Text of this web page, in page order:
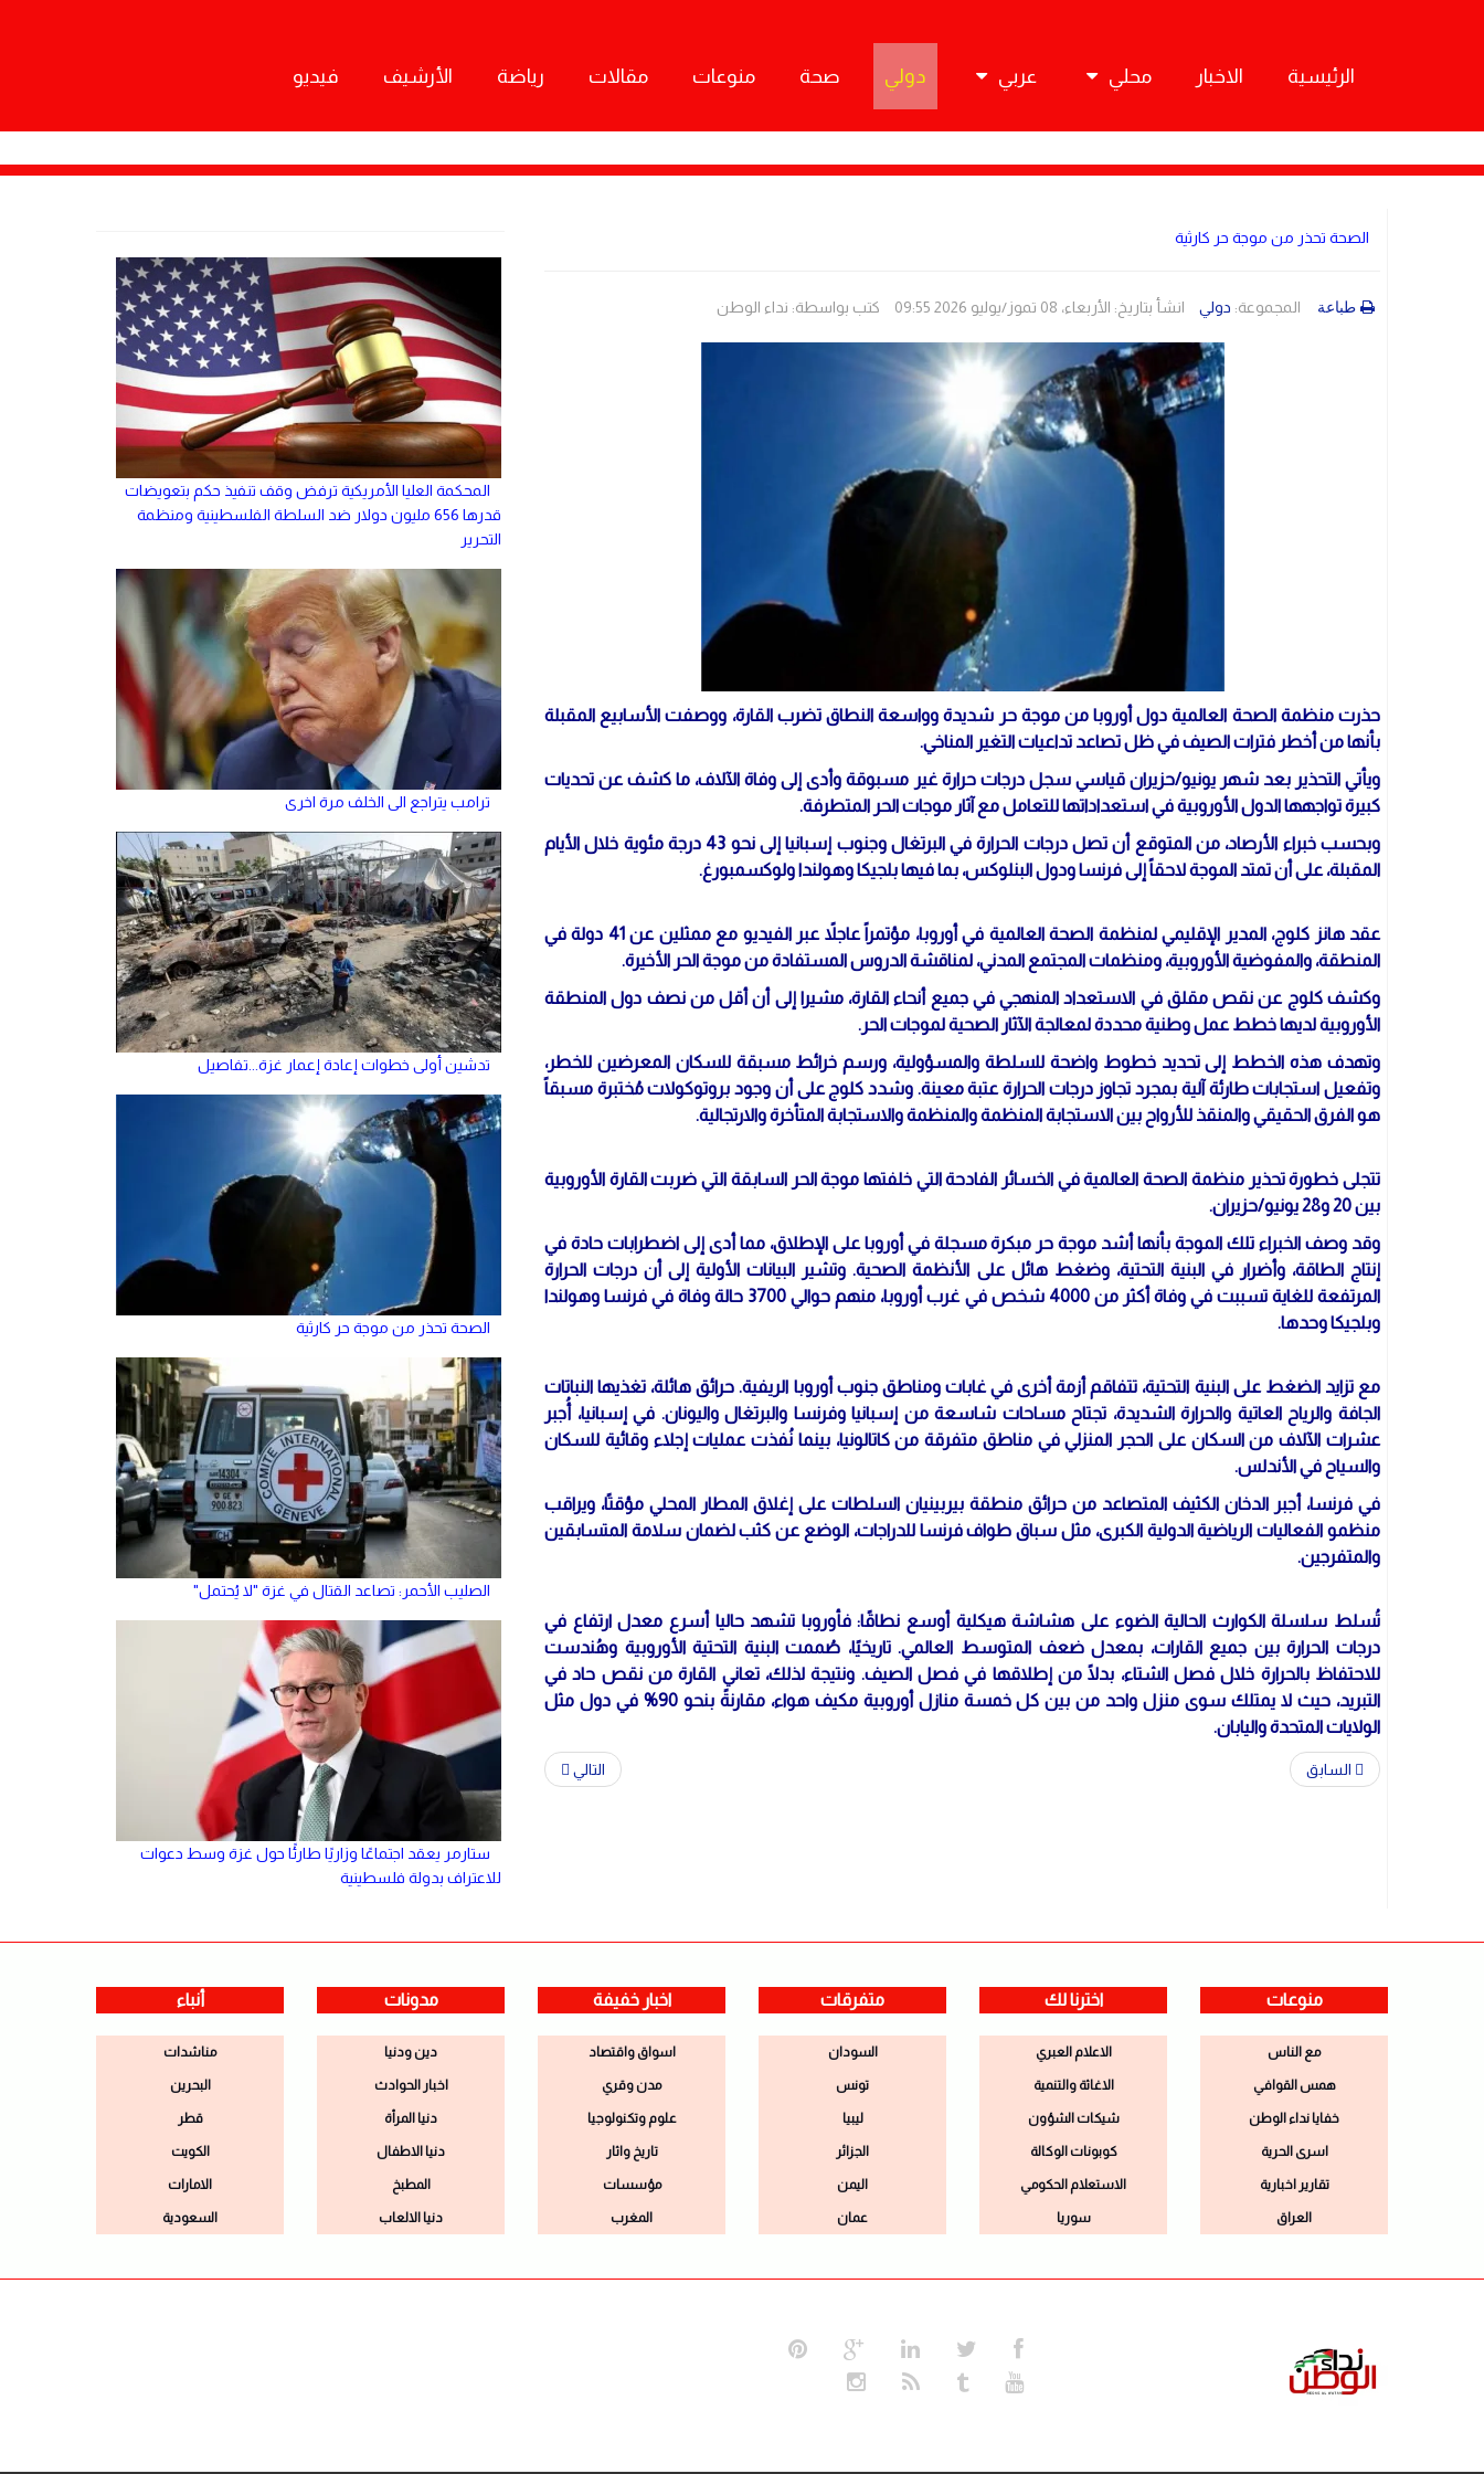
الرئيسية الاخبار محلي عربي دولي صحة منوعات مقالات رياضة الأرشيف فيديو
الصحة تحذر من موجة حر كارثية
المجموعة: دولي انشأ بتاريخ: الأربعاء، 08 تموز/يوليو 2026 09:55 كتب بواسطة: نداء الوطن طباعة
حذرت منظمة الصحة العالمية دول أوروبا من موجة حر شديدة وواسعة النطاق تضرب القارة، ووصفت الأسابيع المقبلة
بأنها من أخطر فترات الصيف في ظل تصاعد تداعيات التغير المناخي.
ويأتي التحذير بعد شهر يونيو/حزيران قياسي سجل درجات حرارة غير مسبوقة وأدى إلى وفاة الآلاف، ما كشف عن تحديات
كبيرة تواجهها الدول الأوروبية في استعداداتها للتعامل مع آثار موجات الحر المتطرفة.
وبحسب خبراء الأرصاد، من المتوقع أن تصل درجات الحرارة في البرتغال وجنوب إسبانيا إلى نحو 43 درجة مئوية خلال الأيام
المقبلة، على أن تمتد الموجة لاحقاً إلى فرنسا ودول البنلوكس، بما فيها بلجيكا وهولندا ولوكسمبورغ.
عقد هانز كلوج، المدير الإقليمي لمنظمة الصحة العالمية في أوروبا، مؤتمراً عاجلاً عبر الفيديو مع ممثلين عن 41 دولة في
المنطقة، والمفوضية الأوروبية، ومنظمات المجتمع المدني، لمناقشة الدروس المستفادة من موجة الحر الأخيرة.
وكشف كلوج عن نقص مقلق في الاستعداد المنهجي في جميع أنحاء القارة، مشيرا إلى أن أقل من نصف دول المنطقة
الأوروبية لديها خطط عمل وطنية محددة لمعالجة الآثار الصحية لموجات الحر.
وتهدف هذه الخطط إلى تحديد خطوط واضحة للسلطة والمسؤولية، ورسم خرائط مسبقة للسكان المعرضين للخطر،
وتفعيل استجابات طارئة آلية بمجرد تجاوز درجات الحرارة عتبة معينة. وشدد كلوج على أن وجود بروتوكولات مُختبرة مسبقاً
هو الفرق الحقيقي والمنقذ للأرواح بين الاستجابة المنظمة والمنظمة والاستجابة المتأخرة والارتجالية.
تتجلى خطورة تحذير منظمة الصحة العالمية في الخسائر الفادحة التي خلفتها موجة الحر السابقة التي ضربت القارة الأوروبية
بين 20 و28 يونيو/حزيران.
وقد وصف الخبراء تلك الموجة بأنها أشد موجة حر مبكرة مسجلة في أوروبا على الإطلاق، مما أدى إلى اضطرابات حادة في
إنتاج الطاقة، وأضرار في البنية التحتية، وضغط هائل على الأنظمة الصحية. وتشير البيانات الأولية إلى أن درجات الحرارة
المرتفعة للغاية تسببت في وفاة أكثر من 4000 شخص في غرب أوروبا، منهم حوالي 3700 حالة وفاة في فرنسا وهولندا
وبلجيكا وحدها.
مع تزايد الضغط على البنية التحتية، تتفاقم أزمة أخرى في غابات ومناطق جنوب أوروبا الريفية. حرائق هائلة، تغذيها النباتات
الجافة والرياح العاتية والحرارة الشديدة، تجتاح مساحات شاسعة من إسبانيا وفرنسا والبرتغال واليونان. في إسبانيا، أُجبر
عشرات الآلاف من السكان على الحجر المنزلي في مناطق متفرقة من كاتالونيا، بينما نُفذت عمليات إجلاء وقائية للسكان
والسياح في الأندلس.
في فرنسا، أجبر الدخان الكثيف المتصاعد من حرائق منطقة بيربينيان السلطات على إغلاق المطار المحلي مؤقتًا، ويراقب
منظمو الفعاليات الرياضية الدولية الكبرى، مثل سباق طواف فرنسا للدراجات، الوضع عن كثب لضمان سلامة المتسابقين
والمتفرجين.
تُسلط سلسلة الكوارث الحالية الضوء على هشاشة هيكلية أوسع نطاقًا: فأوروبا تشهد حاليا أسرع معدل ارتفاع في
درجات الحرارة بين جميع القارات، بمعدل ضعف المتوسط العالمي. تاريخيًا، صُممت البنية التحتية الأوروبية وهُندست
للاحتفاظ بالحرارة خلال فصل الشتاء، بدلًا من إطلاقها في فصل الصيف. ونتيجة لذلك، تعاني القارة من نقص حاد في
التبريد، حيث لا يمتلك سوى منزل واحد من بين كل خمسة منازل أوروبية مكيف هواء، مقارنةً بنحو 90% في دول مثل
الولايات المتحدة واليابان.
السابق التالي
المحكمة العليا الأمريكية ترفض وقف تنفيذ حكم بتعويضات
قدرها 656 مليون دولار ضد السلطة الفلسطينية ومنظمة
التحرير
ترامب يتراجع الى الخلف مرة اخرى
تدشين أولى خطوات إعادة إعمار غزة...تفاصيل
الصحة تحذر من موجة حر كارثية
الصليب الأحمر: تصاعد القتال في غزة "لا يُحتمل"
ستارمر يعقد اجتماعًا وزاريًا طارئًا حول غزة وسط دعوات
للاعتراف بدولة فلسطينية
منوعات
مع الناس
همس القوافي
خفايا نداء الوطن
اسرى الحرية
تقارير اخبارية
العراق
اخترنا لك
الاعلام العبري
الاغاثة والتنمية
شيكات الشؤون
كوبونات الوكالة
الاستعلام الحكومي
سوريا
متفرقات
السودان
تونس
ليبيا
الجزائر
اليمن
عمان
اخبار خفيفة
اسواق واقتصاد
مدن وقري
علوم وتكنولوجيا
تاريخ واثار
مؤسسات
المغرب
مدونات
دين ودنيا
اخبار الحوادث
دنيا المرأة
دنيا الاطفال
المطبخ
دنيا الالعاب
أنباء
مناشدات
البحرين
قطر
الكويت
الامارات
السعودية